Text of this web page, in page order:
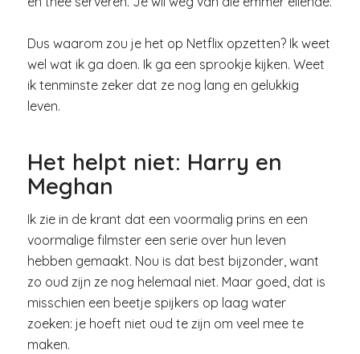
Dus waarom zou je het op Netflix opzetten? Ik weet
wel wat ik ga doen. Ik ga een sprookje kijken. Weet
ik tenminste zeker dat ze nog lang en gelukkig
leven.
Het helpt niet: Harry en
Meghan
Ik zie in de krant dat een voormalig prins en een
voormalige filmster een serie over hun leven
hebben gemaakt. Nou is dat best bijzonder, want
zo oud zijn ze nog helemaal niet. Maar goed, dat is
misschien een beetje spijkers op laag water
zoeken: je hoeft niet oud te zijn om veel mee te
maken.